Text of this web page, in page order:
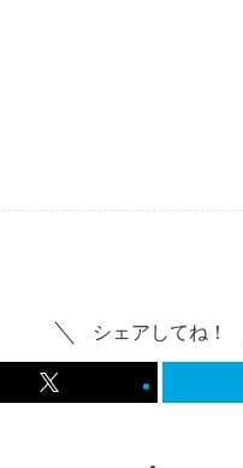
シェアしてね！